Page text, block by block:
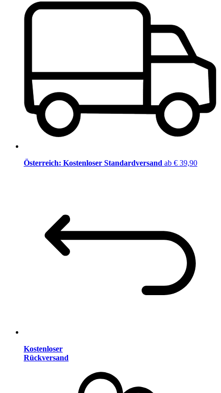
Österreich: Kostenloser Standardversand ab € 39,90
Kostenloser
Rückversand